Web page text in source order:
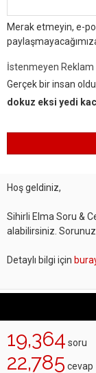
Merak etmeyin, e-
İstenmeyen Reklam
Gerçek bir insan
dokuz eksi yedi
Hoş geldiniz,
Sihirli Elma Soru &
alabilirsiniz.
Detaylı bilgi için
19,364 soru
22,785 cevap